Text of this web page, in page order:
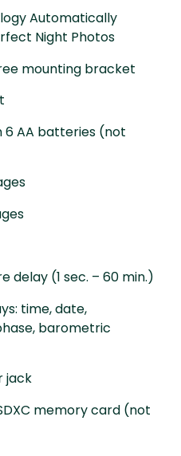
Automatically
Night Photos
mounting bracket
AA batteries (not
delay (1 sec. – 60 min.)
time, date,
barometric
jack
memory card (not